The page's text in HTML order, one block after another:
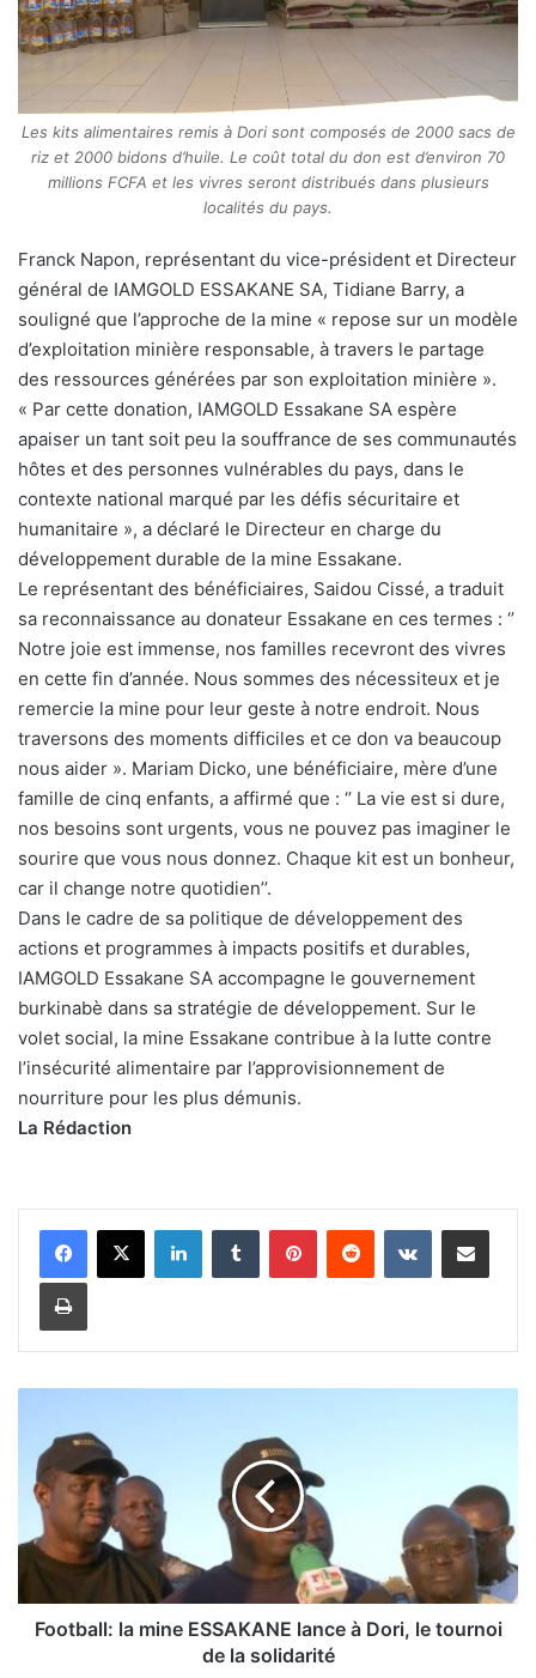
Les kits alimentaires remis à Dori sont composés de 2000 sacs de
riz et 2000 bidons d’huile. Le coût total du don est d’environ 70
millions FCFA et les vivres seront distribués dans plusieurs
localités du pays.
Franck Napon, représentant du vice-président et Directeur
général de IAMGOLD ESSAKANE SA, Tidiane Barry, a
souligné que l’approche de la mine « repose sur un modèle
d’exploitation minière responsable, à travers le partage
des ressources générées par son exploitation minière ».
« Par cette donation, IAMGOLD Essakane SA espère
apaiser un tant soit peu la souffrance de ses communautés
hôtes et des personnes vulnérables du pays, dans le
contexte national marqué par les défis sécuritaire et
humanitaire », a déclaré le Directeur en charge du
développement durable de la mine Essakane.
Le représentant des bénéficiaires, Saidou Cissé, a traduit
sa reconnaissance au donateur Essakane en ces termes : ‘’
Notre joie est immense, nos familles recevront des vivres
en cette fin d’année. Nous sommes des nécessiteux et je
remercie la mine pour leur geste à notre endroit. Nous
traversons des moments difficiles et ce don va beaucoup
nous aider ». Mariam Dicko, une bénéficiaire, mère d’une
famille de cinq enfants, a affirmé que : ‘’ La vie est si dure,
nos besoins sont urgents, vous ne pouvez pas imaginer le
sourire que vous nous donnez. Chaque kit est un bonheur,
car il change notre quotidien’’.
Dans le cadre de sa politique de développement des
actions et programmes à impacts positifs et durables,
IAMGOLD Essakane SA accompagne le gouvernement
burkinabè dans sa stratégie de développement. Sur le
volet social, la mine Essakane contribue à la lutte contre
l’insécurité alimentaire par l’approvisionnement de
nourriture pour les plus démunis.
La Rédaction
l
:
Football: la mine ESSAKANE lance à Dori, le tournoi
de la solidarité